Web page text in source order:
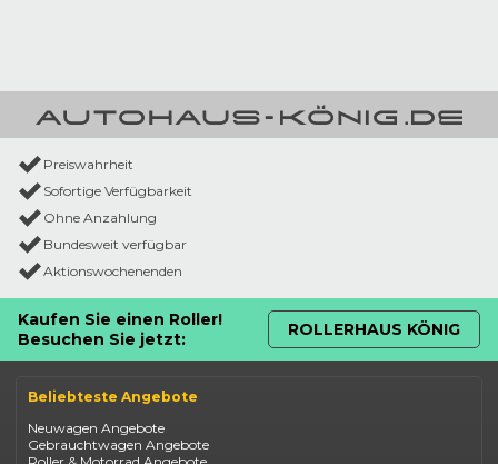
Preiswahrheit
Sofortige Verfügbarkeit
Ohne Anzahlung
Bundesweit verfügbar
Aktionswochenenden
Kaufen Sie einen Roller!
Besuchen Sie jetzt:
ROLLERHAUS KÖNIG
Beliebteste Angebote
Neuwagen Angebote
Gebrauchtwagen Angebote